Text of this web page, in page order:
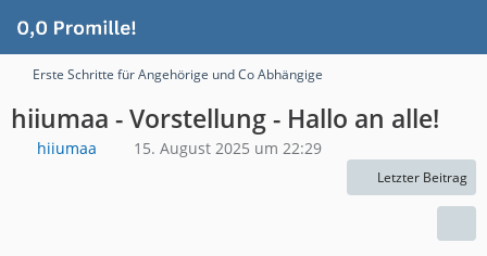
Erste Schritte für Angehörige und Co Abhängige
hiiumaa - Vorstellung - Hallo an alle!
hiiumaa 15. August 2025 um 22:29
Letzter Beitrag